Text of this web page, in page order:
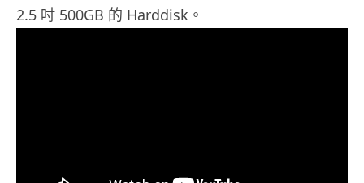
2.5 吋 500GB 的 Harddisk。